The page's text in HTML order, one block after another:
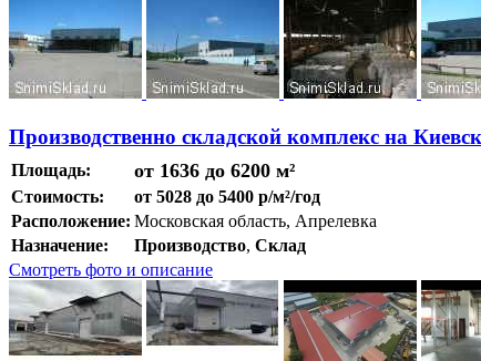
Производственно складской комплекс на
Площадь: от 1636 до 6200 м²
Стоимость:
от 5028 до 5400 р/м²/год
Расположение: Московская область, Апрелевка
Назначение:
Производство, Склад
Смотреть фото и описание